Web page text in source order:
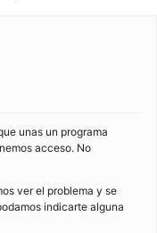
unas un programa
acceso. No
ver el problema y se
indicarte alguna